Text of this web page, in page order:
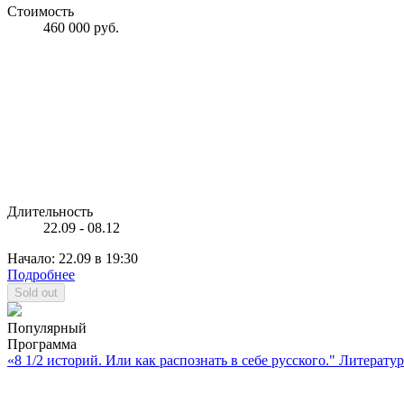
Стоимость
460 000 руб.
Длительность
22.09 - 08.12
Начало: 22.09 в 19:30
Подробнее
Sold out
Популярный
Программа
«8 1/2 историй. Или как распознать в себе русского."